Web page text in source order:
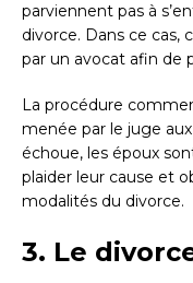
parviennent pas à
divorce. Dans ce cas,
par un avocat afin de
La procédure
menée par le juge
échoue, les époux
plaider leur cause et
modalités du divorce.
3. Le